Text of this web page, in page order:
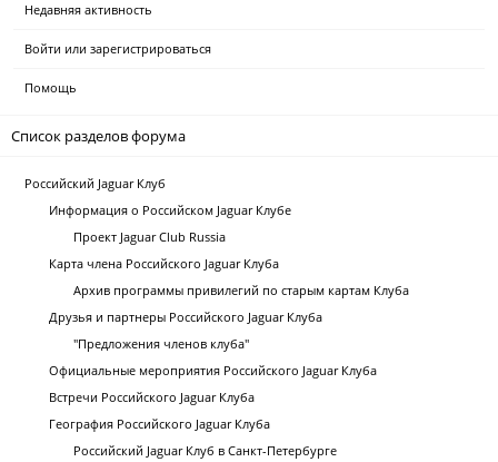
Недавняя активность
Войти или зарегистрироваться
Помощь
Список разделов форума
Российский Jaguar Клуб
Информация о Российском Jaguar Клубе
Проект Jaguar Club Russia
Карта члена Российского Jaguar Клуба
Архив программы привилегий по старым картам Клуба
Друзья и партнеры Российского Jaguar Клуба
"Предложения членов клуба"
Официальные мероприятия Российского Jaguar Клуба
Встречи Российского Jaguar Клуба
География Российского Jaguar Клуба
Российский Jaguar Клуб в Санкт-Петербурге